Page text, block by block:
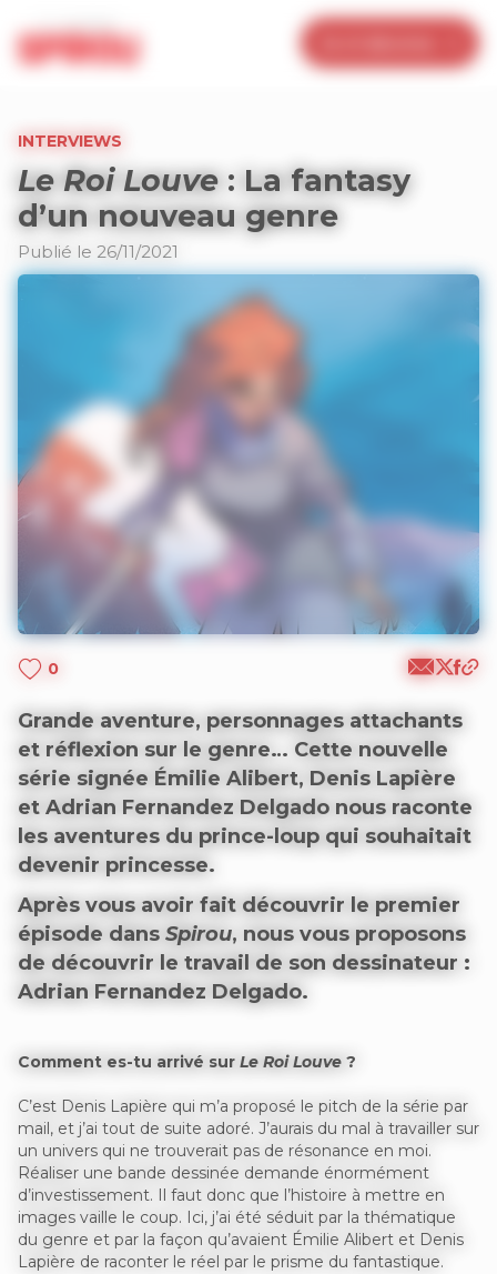
INTERVIEWS
Le Roi Louve: La fantasy
d’un nouveau genre
Publié le 26/11/2021
0
Grande aventure, personnages attachants
et réflexion sur le genre… Cette nouvelle
série signée Émilie Alibert, Denis Lapière
et Adrian Fernandez Delgado nous raconte
les aventures du prince-loup qui souhaitait
devenir princesse.
Après vous avoir fait découvrir le premier
épisode dans Spirou, nous vous proposons
de découvrir le travail de son dessinateur :
Adrian Fernandez Delgado.
Comment es-tu arrivé sur Le Roi Louve ?
C’est Denis Lapière qui m’a proposé le pitch de la série par
mail, et j’ai tout de suite adoré. J’aurais du mal à travailler sur
un univers qui ne trouverait pas de résonance en moi.
Réaliser une bande dessinée demande énormément
d’investissement. Il faut donc que l’histoire à mettre en
images vaille le coup. Ici, j’ai été séduit par la thématique
du genre et par la façon qu’avaient Émilie Alibert et Denis
Lapière de raconter le réel par le prisme du fantastique.